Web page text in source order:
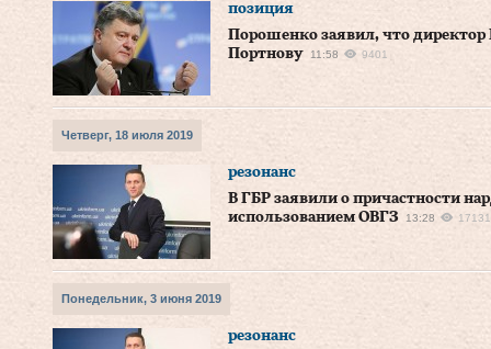
позиция
Порошенко заявил, что директор
Портнову
11:58 9401
Четверг, 18 июля 2019
резонанс
В ГБР заявили о причастности
использованием ОВГЗ
13:28 17131
Понедельник, 3 июня 2019
резонанс